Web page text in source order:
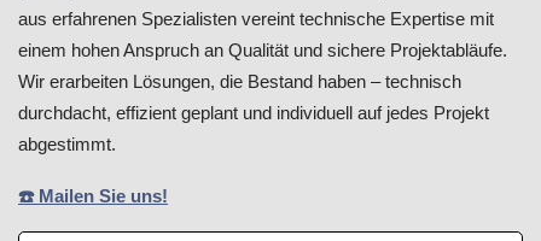
aus erfahrenen Spezialisten vereint technische Expertise mit
einem hohen Anspruch an Qualität und sichere Projektabläufe.
Wir erarbeiten Lösungen, die Bestand haben – technisch
durchdacht, effizient geplant und individuell auf jedes Projekt
abgestimmt.
☎️ Mailen Sie uns!